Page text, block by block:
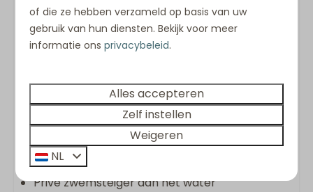
combi-oven, Nespresso-apparaat en
vaatwasser
Wasmachine en droger
Handdoekenpakket
Opgemaakte bedden bij aankomst
Gemeubileerd terras met glazen
windschermen
Glazen serre met uitzicht op het water
Privé zwemsteiger aan het water
of die ze hebben verzameld op basis van uw
gebruik van hun diensten. Bekijk voor meer
informatie onsprivacybeleid.
Alles accepteren
Zelf instellen
Weigeren
NL